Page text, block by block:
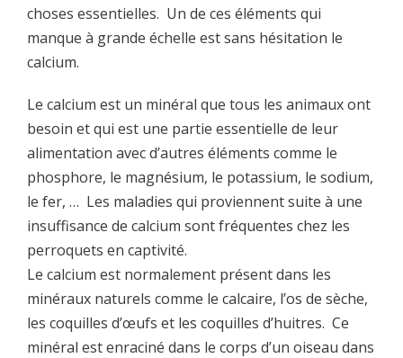
choses essentielles. Un de ces éléments qui
manque à grande échelle est sans hésitation le
calcium.
Le calcium est un minéral que tous les animaux ont
besoin et qui est une partie essentielle de leur
alimentation avec d’autres éléments comme le
phosphore, le magnésium, le potassium, le sodium,
le fer, … Les maladies qui proviennent suite à une
insuffisance de calcium sont fréquentes chez les
perroquets en captivité.
Le calcium est normalement présent dans les
minéraux naturels comme le calcaire, l’os de sèche,
les coquilles d’œufs et les coquilles d’huitres. Ce
minéral est enraciné dans le corps d’un oiseau dans